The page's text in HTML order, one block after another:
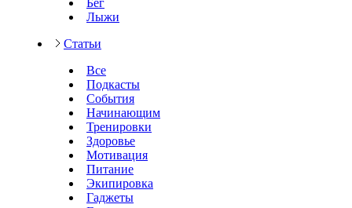
Лыжи
Статьи
Все
Подкасты
События
Начинающим
Тренировки
Здоровье
Мотивация
Питание
Экипировка
Гаджеты